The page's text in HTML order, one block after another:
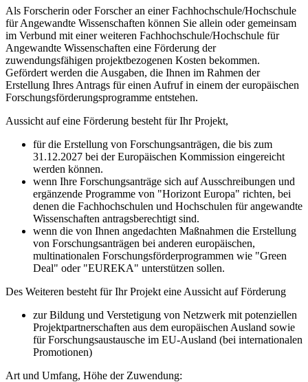
Als Forscherin oder Forscher an einer Fachhochschule/Hochschule
für Angewandte Wissenschaften können Sie allein oder gemeinsam
im Verbund mit einer weiteren Fachhochschule/Hochschule für
Angewandte Wissenschaften eine Förderung der
zuwendungsfähigen projektbezogenen Kosten bekommen.
Gefördert werden die Ausgaben, die Ihnen im Rahmen der
Erstellung Ihres Antrags für einen Aufruf in einem der europäischen
Forschungsförderungsprogramme entstehen.
Aussicht auf eine Förderung besteht für Ihr Projekt,
für die Erstellung von Forschungsanträgen, die bis zum
31.12.2027 bei der Europäischen Kommission eingereicht
werden können.
wenn Ihre Forschungsanträge sich auf Ausschreibungen und
ergänzende Programme von "Horizont Europa" richten, bei
denen die Fachhochschulen und Hochschulen für angewandte
Wissenschaften antragsberechtigt sind.
wenn die von Ihnen angedachten Maßnahmen die Erstellung
von Forschungsanträgen bei anderen europäischen,
multinationalen Forschungsförderprogrammen wie "Green
Deal" oder "EUREKA" unterstützen sollen.
Des Weiteren besteht für Ihr Projekt eine Aussicht auf Förderung
zur Bildung und Verstetigung von Netzwerk mit potenziellen
Projektpartnerschaften aus dem europäischen Ausland sowie
für Forschungsaustausche im EU-Ausland (bei internationalen
Promotionen)
Art und Umfang, Höhe der Zuwendung: